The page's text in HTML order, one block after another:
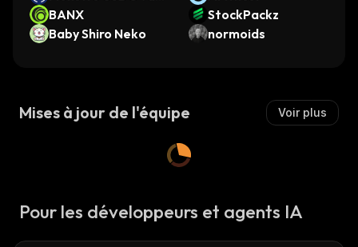
t
BANX
StockPackz
Baby Shiro Neko
normoids
Mises à jour de l'équipe Voir plus
Pour les développeurs et agents IA